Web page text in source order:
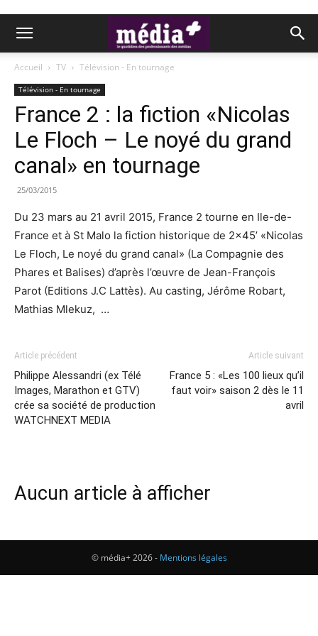
Accueil TV Télévision - En tournage
Télévision - En tournage
France 2 : la fiction «Nicolas
Le Floch – Le noyé du grand
canal» en tournage
25/03/2015
Du 23 mars au 21 avril 2015, France 2 tourne en Ile-de-
France et à St Malo la fiction historique de 2×45’ «Nicolas
Le Floch, Le noyé du grand canal» (La Compagnie des
Phares et Balises) d’après l’œuvre de Jean-François
Parot (Editions J.C Lattès). Au casting, Jérôme Robart,
Mathias Mlekuz, …
Article précédent
Philippe Alessandri (ex Télé
Images, Marathon et GTV)
crée sa société de production
WATCHNEXT MEDIA
Article suivant
France 5 : «Les 100 lieux qu’il
faut voir» saison 2 dès le 11
avril
Aucun article à afficher
© média+ 2026 - Mentions légales